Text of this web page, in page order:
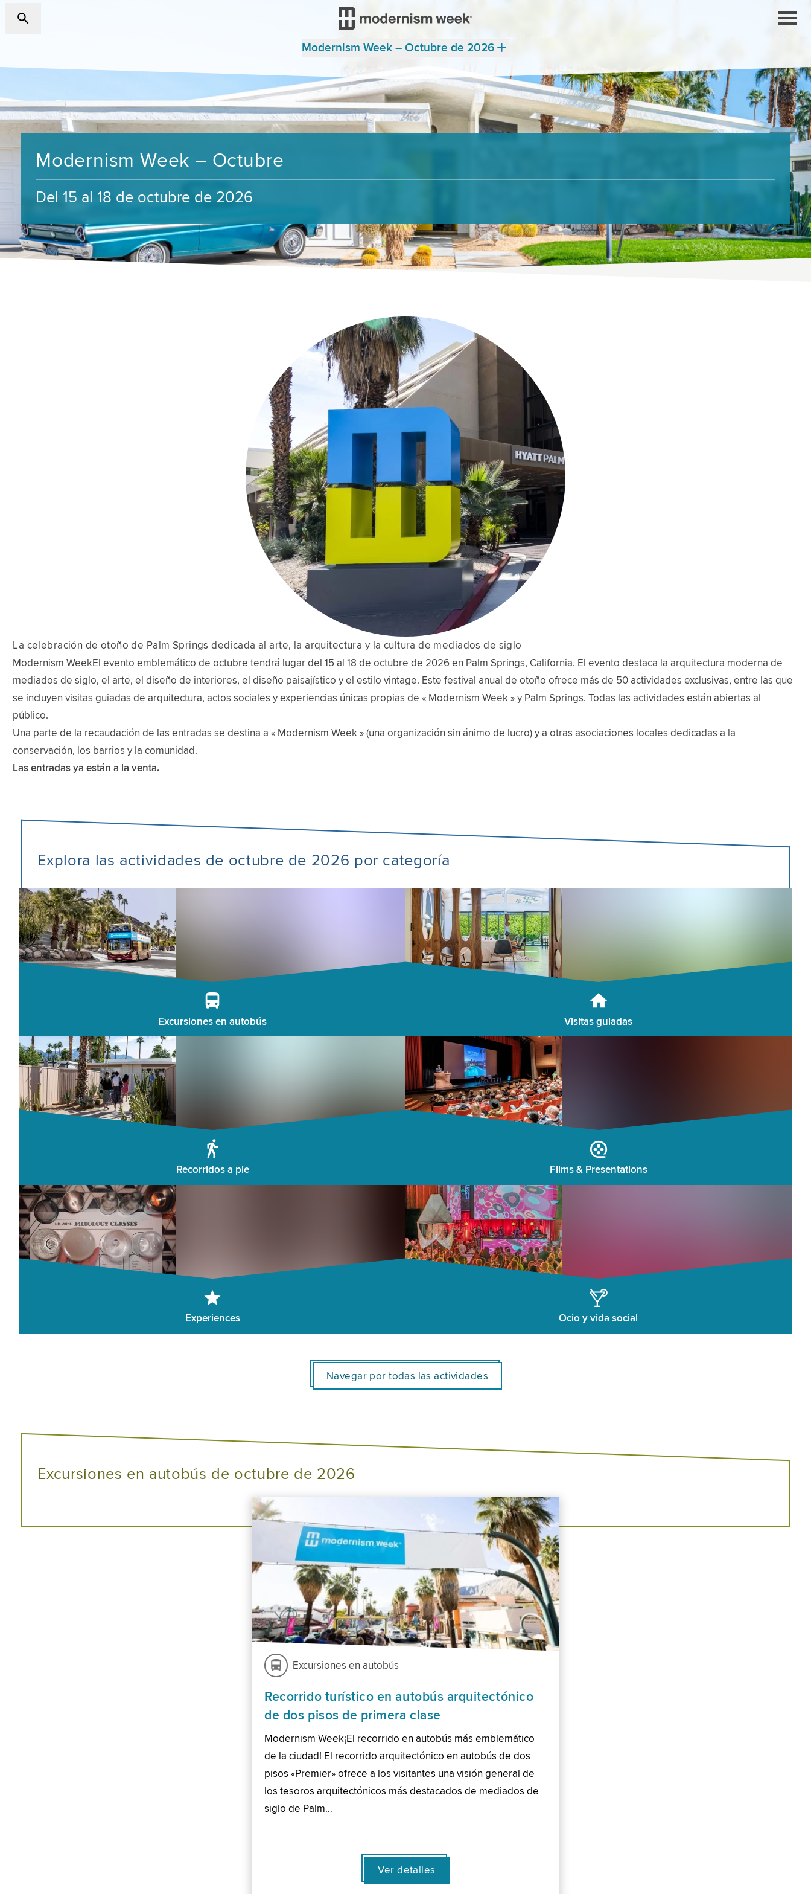
Modernism Week – Octubre de 2026
Modernism Week – Octubre
Del 15 al 18 de octubre de 2026
La celebración de otoño de Palm Springs dedicada al arte, la arquitectura y la cultura de mediados de siglo
Modernism WeekEl evento emblemático de octubre tendrá lugar del 15 al 18 de octubre de 2026 en Palm Springs, California. El evento destaca la arquitectura moderna de
mediados de siglo, el arte, el diseño de interiores, el diseño paisajístico y el estilo vintage. Este festival anual de otoño ofrece más de 50 actividades exclusivas, entre las que
se incluyen visitas guiadas de arquitectura, actos sociales y experiencias únicas propias de « Modernism Week » y Palm Springs. Todas las actividades están abiertas al
público.
Una parte de la recaudación de las entradas se destina a « Modernism Week » (una organización sin ánimo de lucro) y a otras asociaciones locales dedicadas a la
conservación, los barrios y la comunidad.
Las entradas ya están a la venta.
Explora las actividades de octubre de 2026 por categoría
Excursiones en autobús Visitas guiadas
Recorridos a pie Films & Presentations
Experiences Ocio y vida social
Navegar por todas las actividades
Excursiones en autobús de octubre de 2026
Excursiones en autobús
Recorrido turístico en autobús arquitectónico
de dos pisos de primera clase
Modernism Week¡El recorrido en autobús más emblemático
de la ciudad! El recorrido arquitectónico en autobús de dos
pisos «Premier» ofrece a los visitantes una visión general de
los tesoros arquitectónicos más destacados de mediados de
siglo de Palm…
Ver detalles